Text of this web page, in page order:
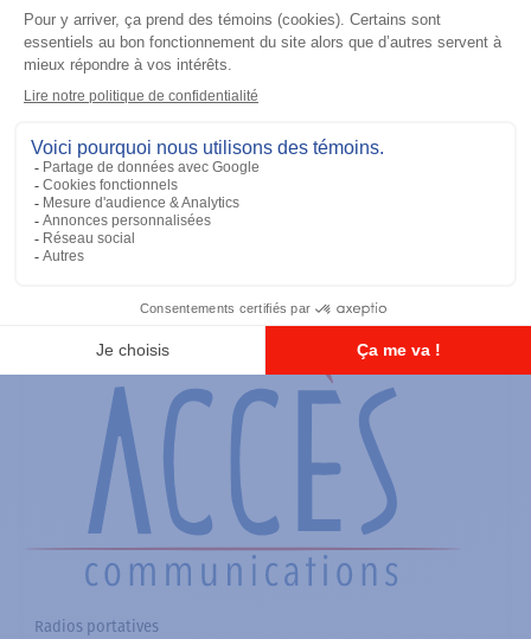
Radios portatives
SRX2200 Modèle 3.5
Ajouter à la liste
Radios portatives